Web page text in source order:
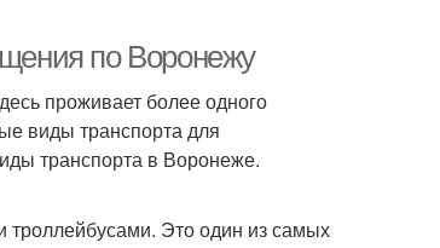
по Воронежу
проживает более одного
виды транспорта для
транспорта в Воронеже.
Это один из самых